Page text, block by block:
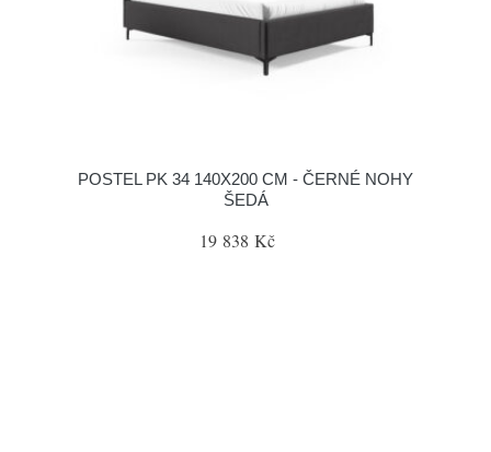
POSTEL PK 34 140X200 CM - ČERNÉ NOHY
ŠEDÁ
19 838 Kč